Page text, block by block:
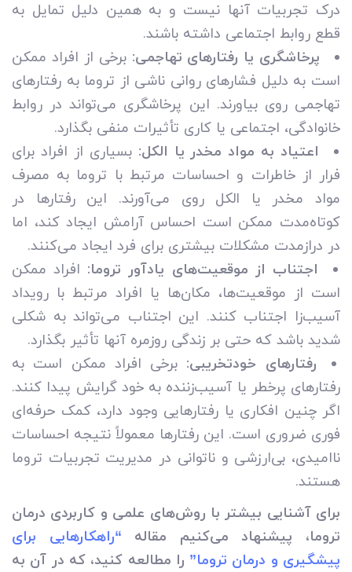
درک تجربیات آنها نیست و به همین دلیل تمایل به
قطع روابط اجتماعی داشته باشند.
پرخاشگری یا رفتارهای تهاجمی: برخی از افراد ممکن
است به دلیل فشارهای روانی ناشی از تروما به رفتارهای
تهاجمی روی بیاورند. این پرخاشگری می‌تواند در روابط
خانوادگی، اجتماعی یا کاری تأثیرات منفی بگذارد.
اعتیاد به مواد مخدر یا الکل: بسیاری از افراد برای
فرار از خاطرات و احساسات مرتبط با تروما به مصرف
مواد مخدر یا الکل روی می‌آورند. این رفتارها در
کوتاه‌مدت ممکن است احساس آرامش ایجاد کند، اما
در درازمدت مشکلات بیشتری برای فرد ایجاد می‌کنند.
اجتناب از موقعیت‌های یادآور تروما: افراد ممکن
است از موقعیت‌ها، مکان‌ها یا افراد مرتبط با رویداد
آسیب‌زا اجتناب کنند. این اجتناب می‌تواند به شکلی
شدید باشد که حتی بر زندگی روزمره آنها تأثیر بگذارد.
رفتارهای خودتخریبی: برخی افراد ممکن است به
رفتارهای پرخطر یا آسیب‌زننده به خود گرایش پیدا کنند.
اگر چنین افکاری یا رفتارهایی وجود دارد، کمک حرفه‌ای
فوری ضروری است. این رفتارها معمولاً نتیجه احساسات
ناامیدی، بی‌ارزشی و ناتوانی در مدیریت تجربیات تروما
هستند.
برای آشنایی بیشتر با روش‌های علمی و کاربردی درمان
تروما، پیشنهاد می‌کنیم مقاله “راهکارهایی برای
پیشگیری و درمان تروما” را مطالعه کنید، که در آن به